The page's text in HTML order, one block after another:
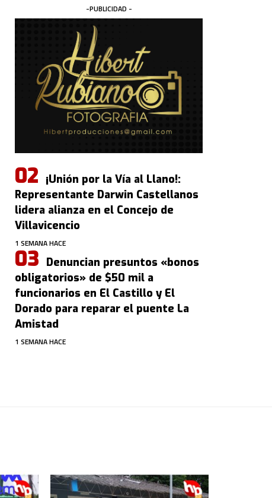
-PUBLICIDAD -
¡Unión por la Vía al Llano!:
Representante Darwin Castellanos
lidera alianza en el Concejo de
Villavicencio
1 SEMANA HACE
Denuncian presuntos «bonos
obligatorios» de $50 mil a
funcionarios en El Castillo y El
Dorado para reparar el puente La
Amistad
1 SEMANA HACE